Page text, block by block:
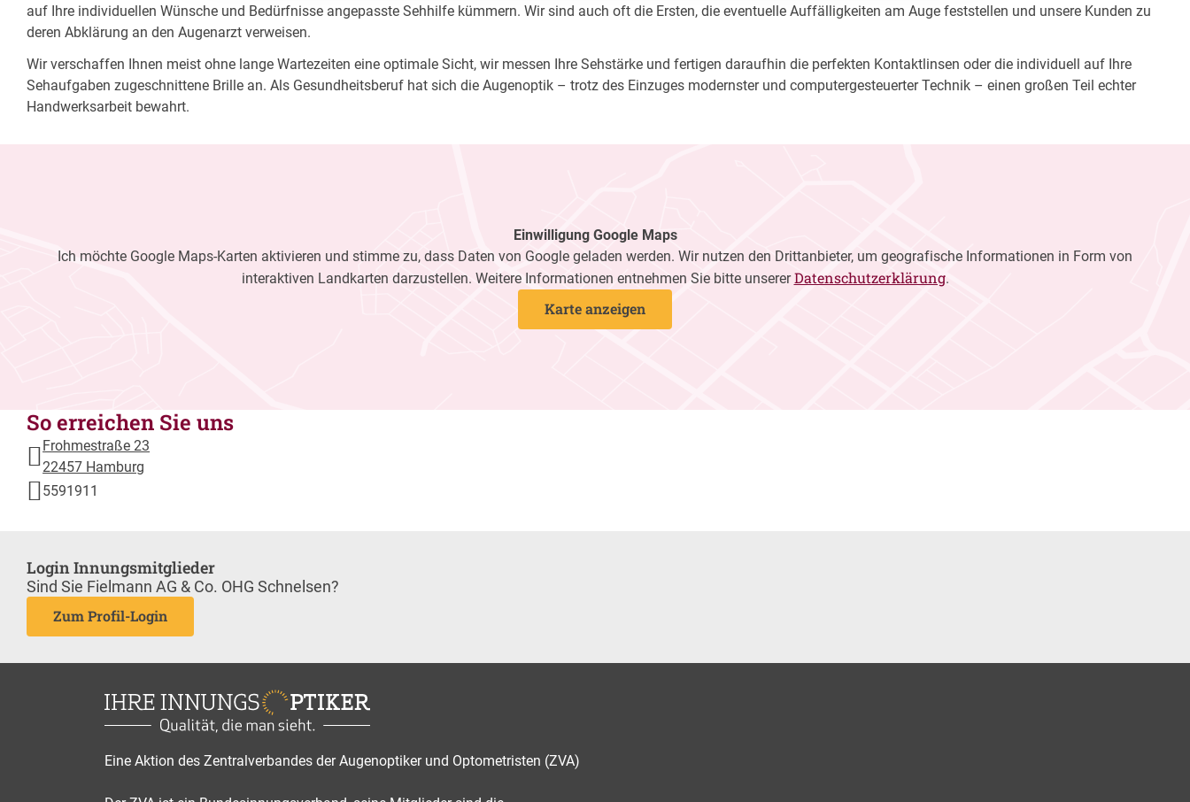
auf Ihre individuellen Wünsche und Bedürfnisse angepasste Sehhilfe kümmern. Wir sind auch oft die Ersten, die eventuelle Auffälligkeiten am Auge feststellen und unsere Kunden zu
deren Abklärung an den Augenarzt verweisen.
Wir verschaffen Ihnen meist ohne lange Wartezeiten eine optimale Sicht, wir messen Ihre Sehstärke und fertigen daraufhin die perfekten Kontaktlinsen oder die individuell auf Ihre
Sehaufgaben zugeschnittene Brille an. Als Gesundheitsberuf hat sich die Augenoptik – trotz des Einzuges modernster und computergesteuerter Technik – einen großen Teil echter
Handwerksarbeit bewahrt.
Einwilligung Google Maps
Ich möchte Google Maps-Karten aktivieren und stimme zu, dass Daten von Google geladen werden. Wir nutzen den Drittanbieter, um geografische Informationen in Form von
interaktiven Landkarten darzustellen. Weitere Informationen entnehmen Sie bitte unsererDatenschutzerklärung.
Karte anzeigen
So erreichen Sie uns
Frohmestraße 23
22457 Hamburg
5591911
Login Innungsmitglieder
Sind Sie Fielmann AG & Co. OHG Schnelsen?
Zum Profil-Login
Eine Aktion des Zentralverbandes der Augenoptiker und Optometristen (ZVA)